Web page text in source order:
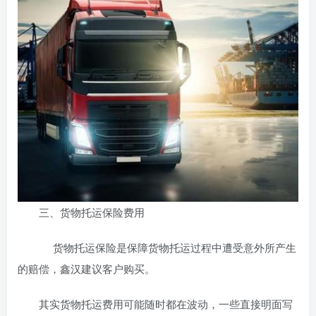
三、货物托运保险费用
货物托运保险是保障货物托运过程中遭受意外所产生
的赔偿，鑫汉建议客户购买。
其实货物托运费用可能随时都在波动，一些直接明面写